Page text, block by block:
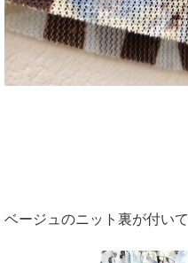
ベージュのニット裏が付いて